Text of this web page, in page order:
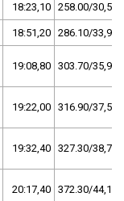
18:23,10 258.00/30,5
18:51,20 286.10/33,9
19:08,80 303.70/35,9
19:22,00 316.90/37,5
19:32,40 327.30/38,7
20:17,40 372.30/44,1